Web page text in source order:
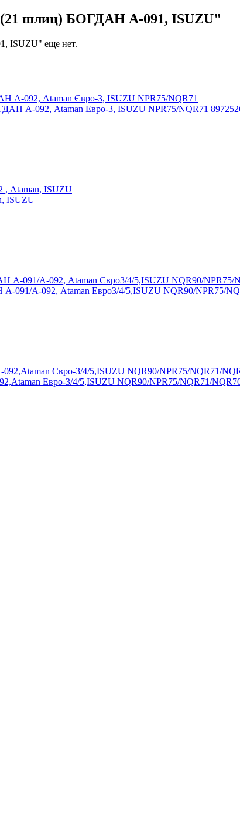
шлиц) БОГДАН А-091, ISUZU"
ISUZU" еще нет.
А-092, Ataman Евро-3, ISUZU NPR75/NQR71
ISUZU
091/А-092, Ataman Евро3/4/5,ISUZU NQR90/NPR75/
Евро-3/4/5,ISUZU NQR90/NPR75/NQR71/